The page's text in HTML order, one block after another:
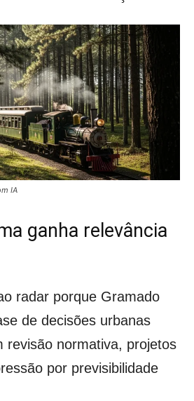
IA
ganha relevância
radar porque Gramado
de decisões urbanas
revisão normativa, projetos
por previsibilidade